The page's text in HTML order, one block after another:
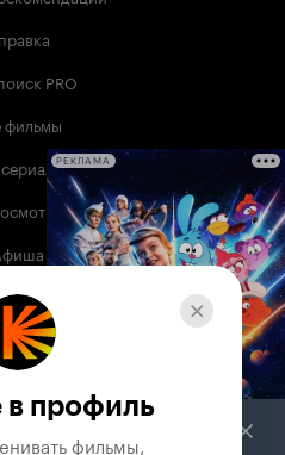
PRO
фильмы
РЕКЛАМА
в профиль
фильмы,